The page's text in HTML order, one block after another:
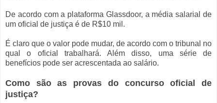
De acordo com a plataforma Glassdoor, a média salarial de
um oficial de justiça é de R$10 mil.
É claro que o valor pode mudar, de acordo com o tribunal no
qual o oficial trabalhará. Além disso, uma série de
benefícios pode ser acrescentada ao salário.
Como são as provas do concurso oficial de
justiça?